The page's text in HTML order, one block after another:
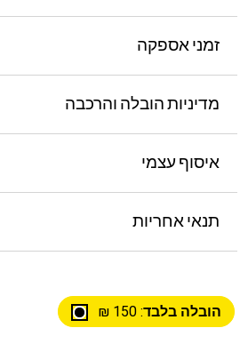
זמני אספקה
מדיניות הובלה והרכבה
איסוף עצמי
תנאי אחריות
הובלה בלבד: 150 ₪